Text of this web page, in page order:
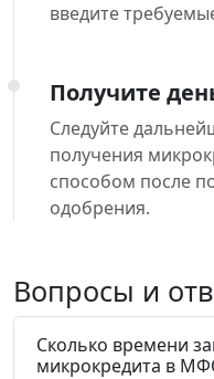
введите
Получите
Следуйте
получения
способом после
одобрения.
Вопросы и
Сколько времени
микрокредита в